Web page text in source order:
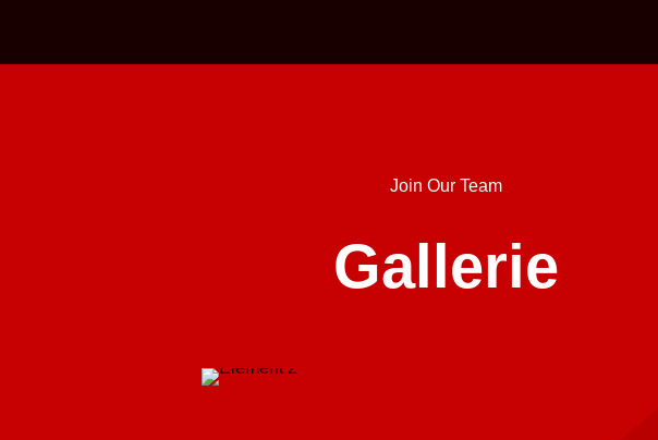
Join Our Team
Gallerie